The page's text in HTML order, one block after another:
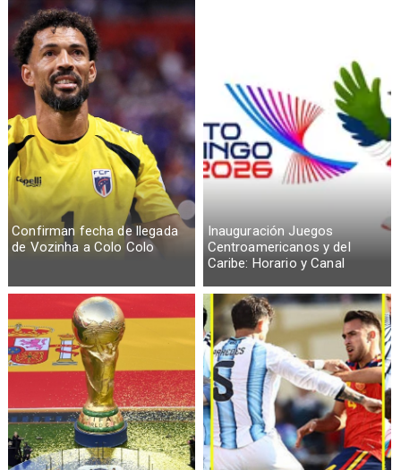
Confirman fecha de llegada
de Vozinha a Colo Colo
Inauguración Juegos
Centroamericanos y del
Caribe: Horario y Canal